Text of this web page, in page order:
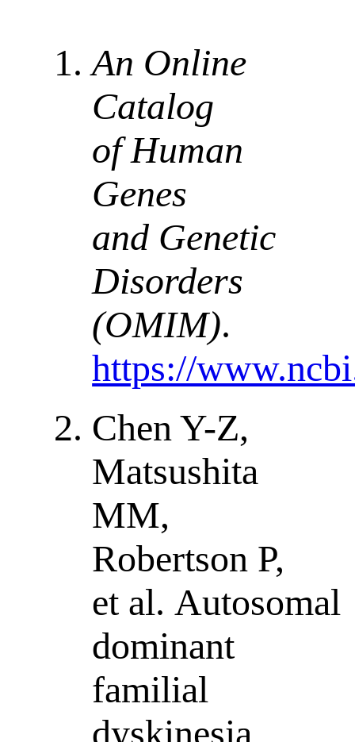
An Online
Catalog
of Human
Genes
and Genetic
Disorders
(OMIM).
https://
Chen Y-Z,
Matsushita
MM,
Robertson P,
et al. Autosomal
dominant
familial
dyskinesia